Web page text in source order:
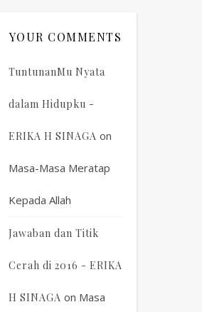
YOUR COMMENTS
TuntunanMu Nyata
dalam Hidupku -
ERIKA H SINAGA on
Masa-Masa Meratap
Kepada Allah
Jawaban dan Titik
Cerah di 2016 - ERIKA
H SINAGA on Masa